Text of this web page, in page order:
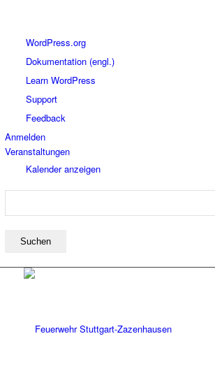
WordPress
WordPress.org
Dokumentation (engl.)
Learn WordPress
Support
Feedback
Anmelden
Veranstaltungen
Kalender anzeigen
Suchen